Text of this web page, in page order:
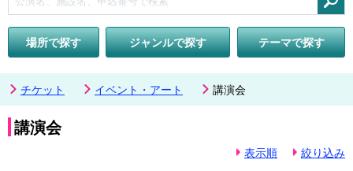
場所で探す
ジャンルで探す テーマで探す
チケット イベント・アート 講演会
講演会
表示順 絞り込み